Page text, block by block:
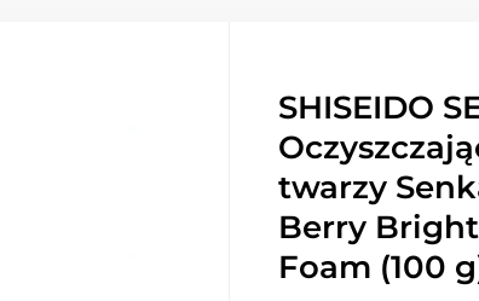
SHISEIDO
twarzy
Berry
Foam (100